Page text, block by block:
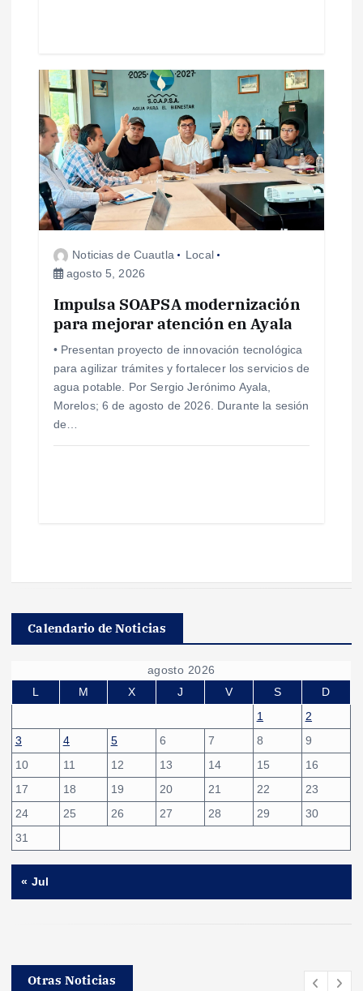
a
s
Noticias de Cuautla
Local
agosto 5, 2026
Impulsa SOAPSA modernización
para mejorar atención en Ayala
• Presentan proyecto de innovación tecnológica
para agilizar trámites y fortalecer los servicios de
agua potable. Por Sergio Jerónimo Ayala,
Morelos; 6 de agosto de 2026. Durante la sesión
de…
Calendario de Noticias
agosto 2026
L
M X J V S
D
1
2
3
4 5 6 7 8
9
10
11 12 13 14 15
16
17
18 19 20 21 22
23
24
25 26 27 28 29
30
31
« Jul
Otras Noticias